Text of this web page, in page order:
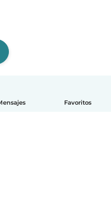
Favoritos